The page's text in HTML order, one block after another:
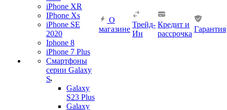
iPhone XR
IPhone Xs
iPhone SE
2020
Iphone 8
iPhone 7 Plus
Смартфоны
серии Galaxy
S
Galaxy
S23 Plus
Galaxy
О
магазине
Трейд-
Ин
Кредит и
рассрочка
Гарантия